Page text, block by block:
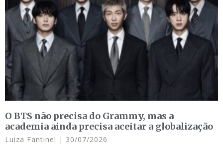
O BTS não precisa do Grammy, mas a
academia ainda precisa aceitar a globalização
Luiza Fantinel 30/07/2026